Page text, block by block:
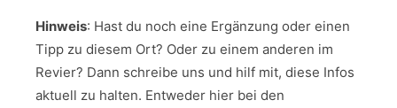
Hinweis: Hast du noch eine Ergänzung oder einen
Tipp zu diesem Ort? Oder zu einem anderen im
Revier? Dann schreibe uns und hilf mit, diese Infos
aktuell zu halten. Entweder hier bei den